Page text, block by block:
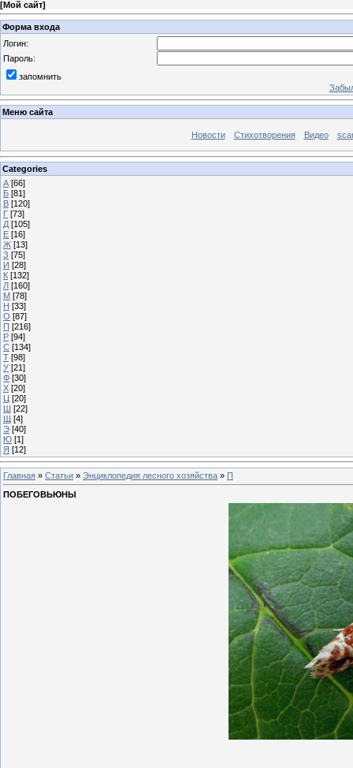
[Мой сайт]
Форма входа
Логин:
Пароль:
запомнить
Меню сайта
Новости Стихотворения Видео
Categories
А [66]
Б [81]
В [120]
Г [73]
Д [105]
Е [16]
Ж [13]
З [75]
И [28]
К [132]
Л [160]
М [78]
Н [33]
О [87]
П [216]
Р [94]
С [134]
Т [98]
У [21]
Ф [30]
Х [20]
Ц [20]
Ш [22]
Щ [4]
Э [40]
Ю [1]
Я [12]
Главная » Статьи » Энциклопедия лесного хозяйства » П
ПОБЕГОВЬЮНЫ